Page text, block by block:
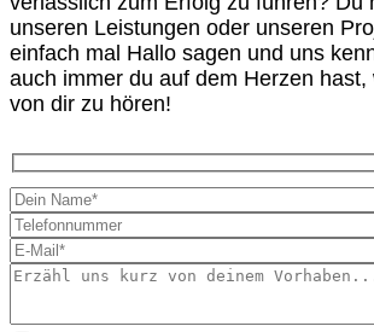
unseren Leistungen oder unseren
einfach mal Hallo sagen und uns
auch immer du auf dem Herzen hast,
von dir zu hören!